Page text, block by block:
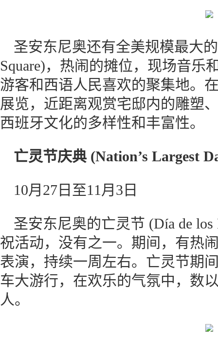
圣安东尼奥还有全美规模最大
Square)，热闹的摊位，现场音乐
游客和西语人民喜欢的聚集地。
展览，近距离观赏宅邸内的雕塑
西班牙文化的多样性和丰富性。
亡灵节庆典 (Nation’s Largest
10月27日至11月3日
圣安东尼奥的亡灵节 (Día de
祝活动，没有之一。期间，有热
表演，持续一周左右。亡灵节期
车大游行，在欢乐的气氛中，数
人。